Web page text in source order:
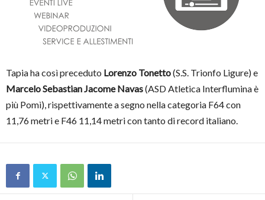
Tapia ha così preceduto Lorenzo Tonetto(S.S. Trionfo Ligure) e
Marcelo Sebastian Jacome Navas(ASD Atletica Interflumina è
più Pomì), rispettivamente a segno nella categoria F64 con
11,76 metri e F46 11,14 metri con tanto di record italiano.